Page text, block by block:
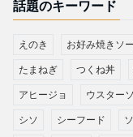
話題のキーワード
えのき お好み焼きソ
たまねぎ つくね丼
アヒージョ ウスター
シソ シーフード